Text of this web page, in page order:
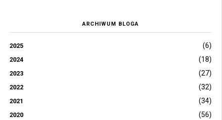
ARCHIWUM BLOGA
2025 (6)
2024 (18)
2023 (27)
2022 (32)
2021 (34)
2020 (56)